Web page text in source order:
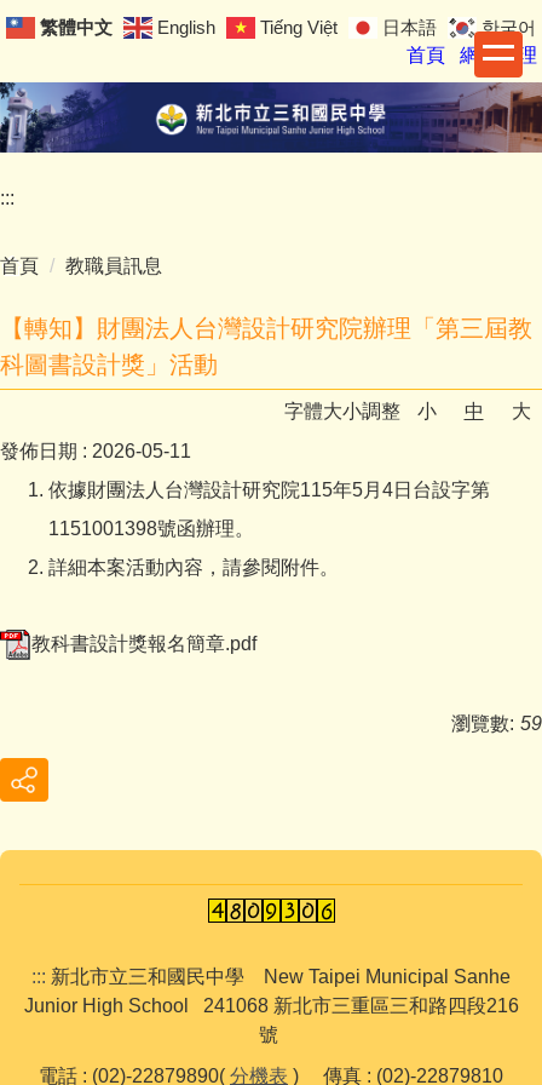
跳
要
內
區
繁體中文 English Tiếng Việt 日本語
한국어
首頁
網站管理
:::
首頁 教職員訊息
【轉知】財團法人台灣設計研究院辦理「第三屆教
科圖書設計獎」活動
字體大小調整 小 中
大
發佈日期 : 2026-05-11
依據財團法人台灣設計研究院115年5月4日台設字第
1151001398號函辦理。
詳細本案活動內容，請參閱附件。
教科書設計獎報名簡章.pdf
瀏覽數: 59
::: 新北市立三和國民中學 New Taipei Municipal Sanhe
Junior High School 241068 新北市三重區三和路四段216
號
電話 : (02)-22879890( 分機表 ) 傳真 : (02)-22879810